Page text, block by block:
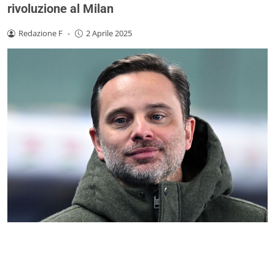
rivoluzione al Milan
Redazione F - 2 Aprile 2025